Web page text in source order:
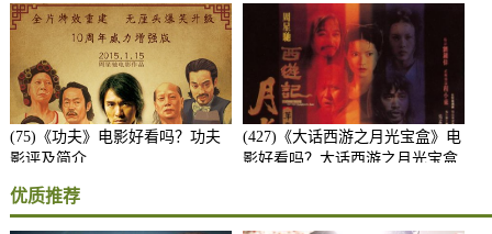
(75)《功夫》电影好看吗？功夫
影评及简介
(427)《大话西游之月光宝盒》电
影好看吗？大话西游之月光宝盒
优质推荐